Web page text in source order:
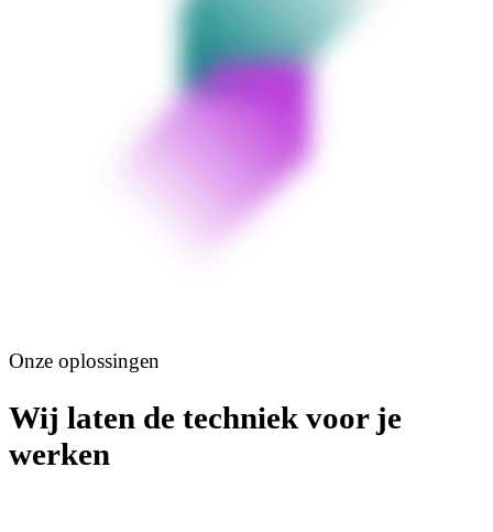
Onze oplossingen
Wij laten de techniek voor je
werken